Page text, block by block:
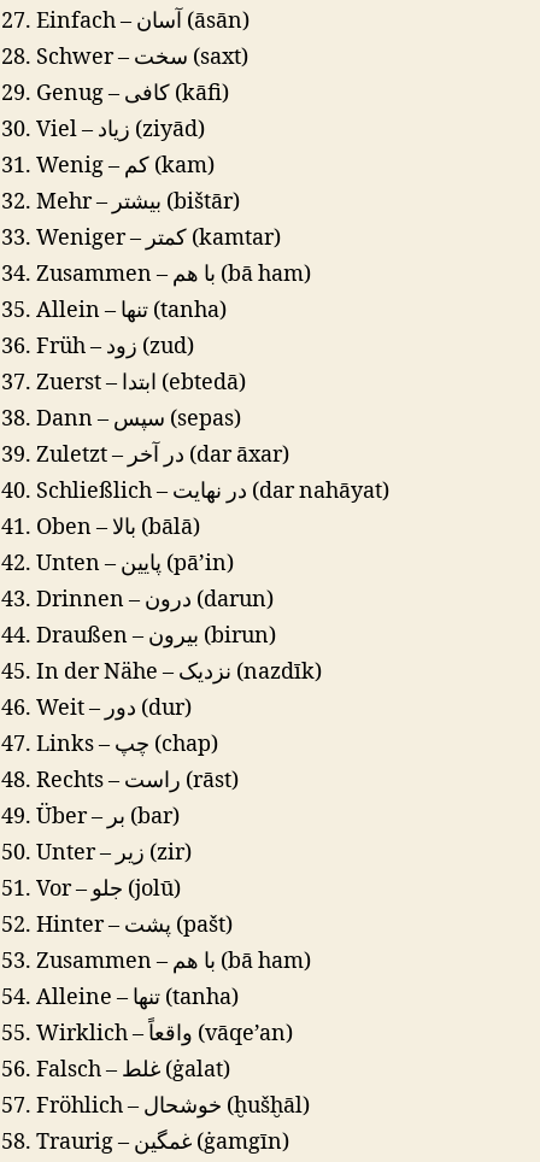
Einfach – آسان (āsān)
Schwer – سخت (saxt)
Genug – کافی (kāfi)
Viel – زیاد (ziyād)
Wenig – کم (kam)
Mehr – بیشتر (bištār)
Weniger – کمتر (kamtar)
Zusammen – با هم (bā ham)
Allein – تنها (tanha)
Früh – زود (zud)
Zuerst – ابتدا (ebtedā)
Dann – سپس (sepas)
Zuletzt – در آخر (dar āxar)
Schließlich – در نهایت (dar nahāyat)
Oben – بالا (bālā)
Unten – پایین (pā’in)
Drinnen – درون (darun)
Draußen – بیرون (birun)
In der Nähe – نزدیک (nazdīk)
Weit – دور (dur)
Links – چپ (chap)
Rechts – راست (rāst)
Über – بر (bar)
Unter – زیر (zir)
Vor – جلو (jolū)
Hinter – پشت (pašt)
Zusammen – با هم (bā ham)
Alleine – تنها (tanha)
Wirklich – واقعاً (vāqe’an)
Falsch – غلط (ġalat)
Fröhlich – خوشحال (ḫušḫāl)
Traurig – غمگین (ġamgīn)